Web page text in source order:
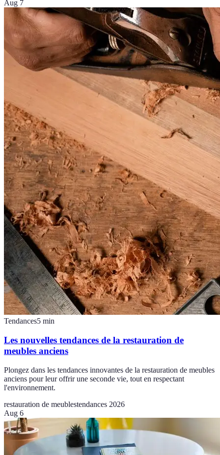
Aug 7
Tendances5 min
Les nouvelles tendances de la restauration de
meubles anciens
Plongez dans les tendances innovantes de la restauration de meubles
anciens pour leur offrir une seconde vie, tout en respectant
l'environnement.
restauration de meublestendances 2026
Aug 6